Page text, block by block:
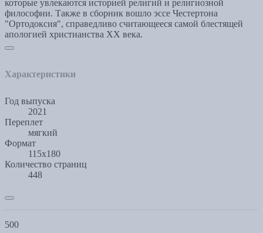
которые увлекаются историей религий и религиозной
философии. Также в сборник вошло эссе Честертона
"Ортодоксия", справедливо считающееся самой блестящей
апологией христианства ХХ века.
Характеристики
Год выпуска
2021
Переплет
мягкий
Формат
115х180
Количество страниц
448
500